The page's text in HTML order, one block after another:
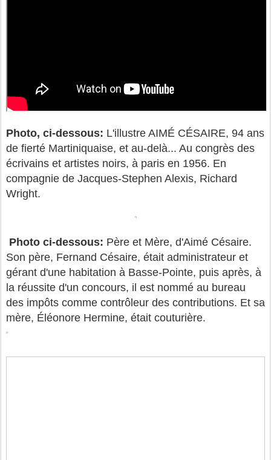
Photo, ci-dessous: L'illustre AIMÉ CÉSAIRE, 94 ans
de fierté Martiniquaise, et au-delà... Au congrès des
écrivains et artistes noirs, à paris en 1956. En
compagnie de Jacques-Stephen Alexis, Richard
Wright.
Photo ci-dessous: Père et Mère, d'Aimé Césaire.
Son père, Fernand Césaire, était administrateur et
gérant d'une habitation à Basse-Pointe, puis après, à
la réussite d'un concours, il est nommé au bureau
des impôts comme contrôleur des contributions. Et sa
mère, Éléonore Hermine, était couturière.